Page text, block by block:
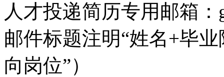
人才投递简历专用邮箱：
邮件标题注明“姓名+毕
向岗位”）